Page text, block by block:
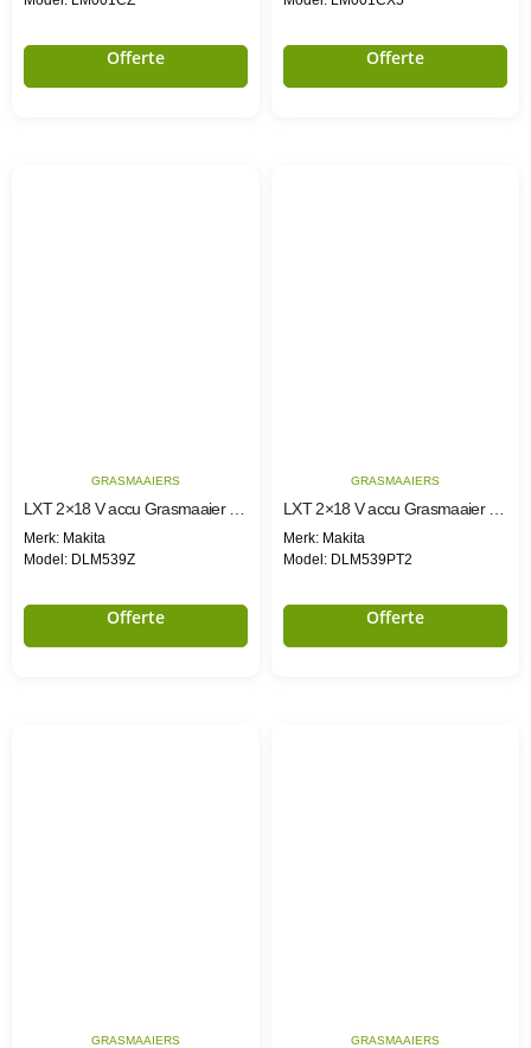
Offerte Offerte
GRASMAAIERS
Merk: Makita
Model: DLM539Z
Offerte
GRASMAAIERS
Merk: Makita
Model: DLM539PT2
Offerte
GRASMAAIERS GRASMAAIERS